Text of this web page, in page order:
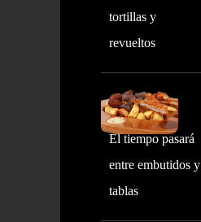
tortillas y
revueltos
El tiempo pasará
entre embutidos y
tablas